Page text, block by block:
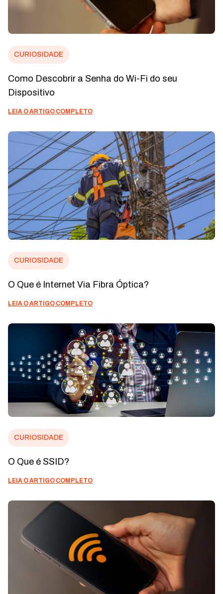
CURIOSIDADE
Como Descobrir a Senha do Wi-Fi do seu
Dispositivo
LEIA O ARTIGO COMPLETO
CURIOSIDADE
O Que é Internet Via Fibra Óptica?
LEIA O ARTIGO COMPLETO
CURIOSIDADE
O Que é SSID?
LEIA O ARTIGO COMPLETO